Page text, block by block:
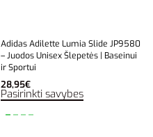
Adidas Adilette Lumia Slide JP9580
– Juodos Unisex Šlepetės | Baseinui
ir Sportui
28,95€
Pasirinkti savybes